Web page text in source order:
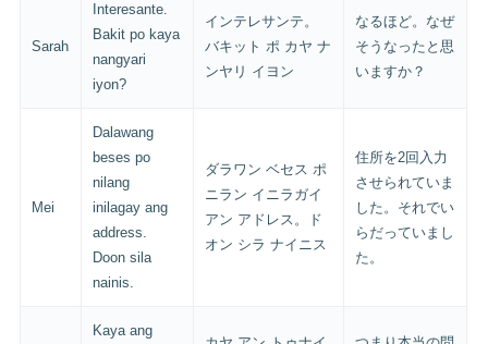
Sarah
Interesante.
Bakit po kaya
nangyari
iyon?
インテレサンテ。
バキット ポ カヤ ナ
ンヤリ イヨン
なるほど。なぜ
そうなったと思
いますか？
Mei
Dalawang
beses po
nilang
inilagay ang
address.
Doon sila
nainis.
ダラワン ベセス ポ
ニラン イニラガイ
アン アドレス。ド
オン シラ ナイニス
住所を2回入力
させられていま
した。それでい
らだっていまし
た。
Kaya ang